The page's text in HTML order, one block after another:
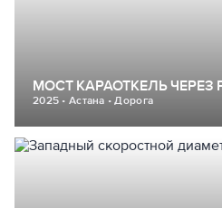
МОСТ КАРАОТКЕЛЬ
2025 • Астана • Дорога